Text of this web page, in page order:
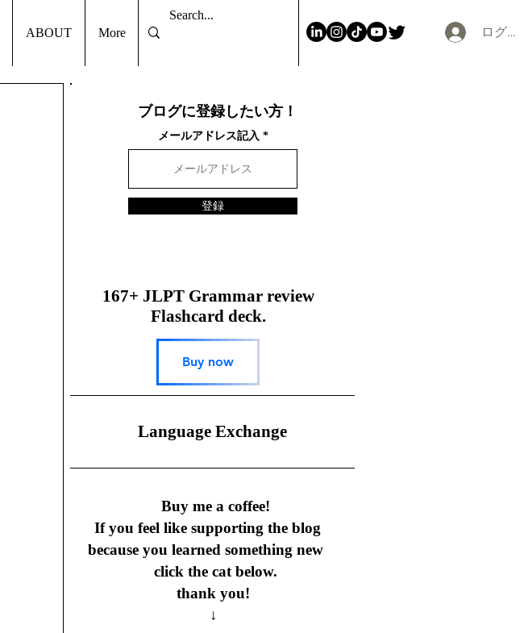
ABOUT More ログイ
ブログに登録したい方！
メールアドレス記入
登録
167+ JLPT Grammar review
Flashcard deck.
Buy now
​Language Exchange
Buy me a coffee!
If you feel like supporting the blog
because you learned something new
click the cat below.
thank you!
↓